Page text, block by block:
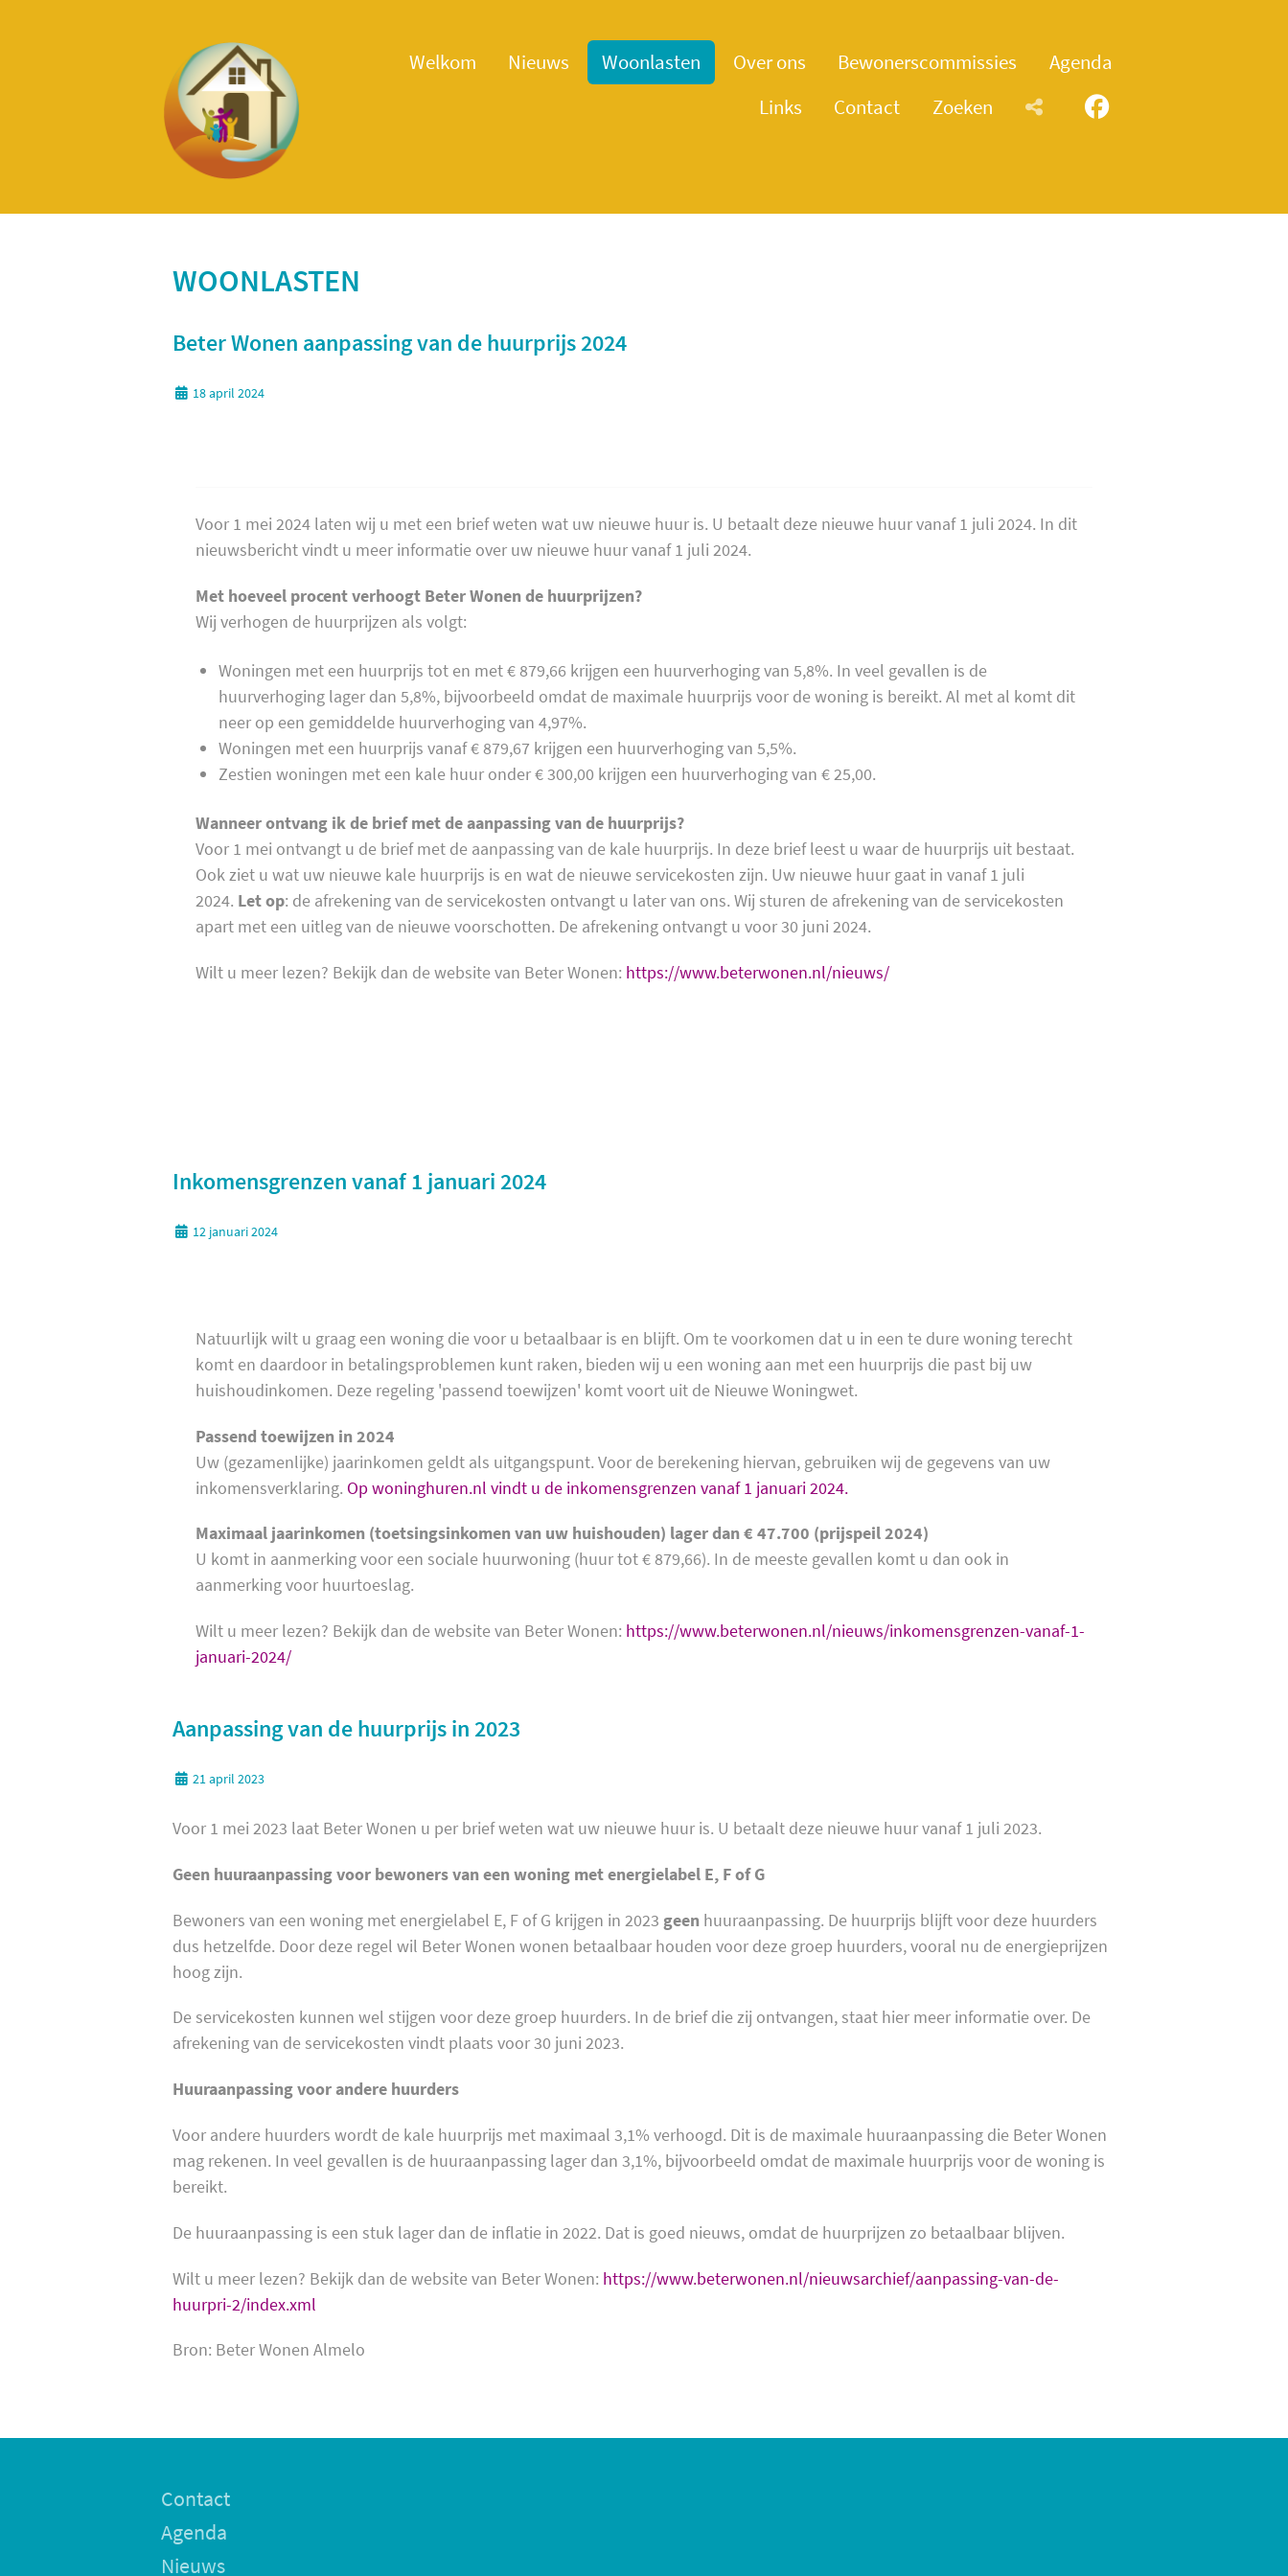
Welkom Nieuws Woonlasten Over ons Bewonerscommissies
Agenda
Links
Contact Zoeken
WOONLASTEN
Beter Wonen aanpassing van de huurprijs 2024
18 april 2024
Voor 1 mei 2024 laten wij u met een brief weten wat uw nieuwe huur is. U betaalt deze nieuwe huur vanaf 1 juli 2024. In dit
nieuwsbericht vindt u meer informatie over uw nieuwe huur vanaf 1 juli 2024.
Met hoeveel procent verhoogt Beter Wonen de huurprijzen?
Wij verhogen de huurprijzen als volgt:
Woningen met een huurprijs tot en met € 879,66 krijgen een huurverhoging van 5,8%. In veel gevallen is de
huurverhoging lager dan 5,8%, bijvoorbeeld omdat de maximale huurprijs voor de woning is bereikt. Al met al komt dit
neer op een gemiddelde huurverhoging van 4,97%.
Woningen met een huurprijs vanaf € 879,67 krijgen een huurverhoging van 5,5%.
Zestien woningen met een kale huur onder € 300,00 krijgen een huurverhoging van € 25,00.
Wanneer ontvang ik de brief met de aanpassing van de huurprijs?
Voor 1 mei ontvangt u de brief met de aanpassing van de kale huurprijs. In deze brief leest u waar de huurprijs uit bestaat.
Ook ziet u wat uw nieuwe kale huurprijs is en wat de nieuwe servicekosten zijn. Uw nieuwe huur gaat in vanaf 1 juli
2024. Let op: de afrekening van de servicekosten ontvangt u later van ons. Wij sturen de afrekening van de servicekosten
apart met een uitleg van de nieuwe voorschotten. De afrekening ontvangt u voor 30 juni 2024.
Wilt u meer lezen? Bekijk dan de website van Beter Wonen: https://www.beterwonen.nl/nieuws/
Inkomensgrenzen vanaf 1 januari 2024
12 januari 2024
Natuurlijk wilt u graag een woning die voor u betaalbaar is en blijft. Om te voorkomen dat u in een te dure woning terecht
komt en daardoor in betalingsproblemen kunt raken, bieden wij u een woning aan met een huurprijs die past bij uw
huishoudinkomen. Deze regeling 'passend toewijzen' komt voort uit de Nieuwe Woningwet.
Passend toewijzen in 2024
Uw (gezamenlijke) jaarinkomen geldt als uitgangspunt. Voor de berekening hiervan, gebruiken wij de gegevens van uw
inkomensverklaring. Op woninghuren.nl vindt u de inkomensgrenzen vanaf 1 januari 2024.
Maximaal jaarinkomen (toetsingsinkomen van uw huishouden) lager dan € 47.700 (prijspeil 2024)
U komt in aanmerking voor een sociale huurwoning (huur tot € 879,66). In de meeste gevallen komt u dan ook in
aanmerking voor huurtoeslag.
Wilt u meer lezen? Bekijk dan de website van Beter Wonen: https://www.beterwonen.nl/nieuws/inkomensgrenzen-vanaf-1-
januari-2024/
Aanpassing van de huurprijs in 2023
21 april 2023
Voor 1 mei 2023 laat Beter Wonen u per brief weten wat uw nieuwe huur is. U betaalt deze nieuwe huur vanaf 1 juli 2023.
Geen huuraanpassing voor bewoners van een woning met energielabel E, F of G
Bewoners van een woning met energielabel E, F of G krijgen in 2023 geen huuraanpassing. De huurprijs blijft voor deze huurders
dus hetzelfde. Door deze regel wil Beter Wonen wonen betaalbaar houden voor deze groep huurders, vooral nu de energieprijzen
hoog zijn.
De servicekosten kunnen wel stijgen voor deze groep huurders. In de brief die zij ontvangen, staat hier meer informatie over. De
afrekening van de servicekosten vindt plaats voor 30 juni 2023.
Huuraanpassing voor andere huurders
Voor andere huurders wordt de kale huurprijs met maximaal 3,1% verhoogd. Dit is de maximale huuraanpassing die Beter Wonen
mag rekenen. In veel gevallen is de huuraanpassing lager dan 3,1%, bijvoorbeeld omdat de maximale huurprijs voor de woning is
bereikt.
De huuraanpassing is een stuk lager dan de inflatie in 2022. Dat is goed nieuws, omdat de huurprijzen zo betaalbaar blijven.
Wilt u meer lezen? Bekijk dan de website van Beter Wonen: https://www.beterwonen.nl/nieuwsarchief/aanpassing-van-de-
huurpri-2/index.xml
Bron: Beter Wonen Almelo
Contact
Agenda
Nieuws